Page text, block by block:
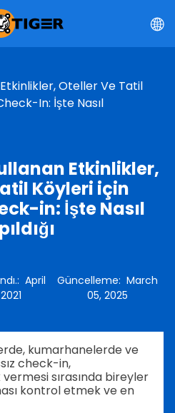
Etkinlikler, Oteller Ve Tatil
In: İşte Nasıl
Etkinlikler,
Köyleri için
in: İşte Nasıl
: April
Güncelleme:March
05, 2025
kumarhanelerde ve
check-in,
sırasında bireyler
kontrol etmek ve en